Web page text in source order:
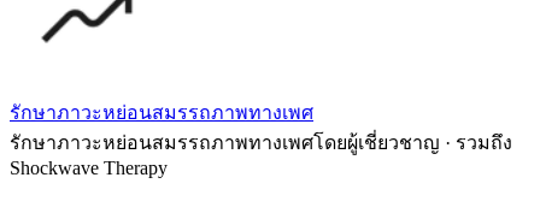
รักษาภาวะหย่อนสมรรถภาพทางเพศ
รักษาภาวะหย่อนสมรรถภาพทางเพศโดยผู้เชี่ยวชาญ · รวมถึง
Shockwave Therapy